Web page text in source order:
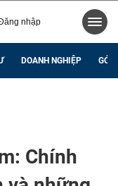
nhập
DOANH NGHIỆP GÓC
Chính